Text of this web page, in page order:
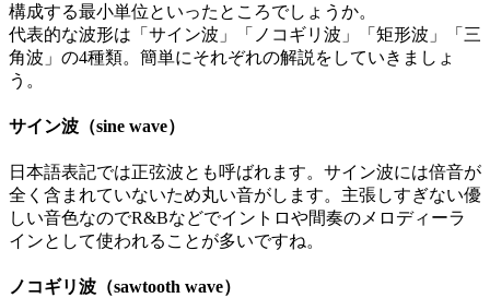
構成する最小単位といったところでしょうか。
代表的な波形は「サイン波」「ノコギリ波」「矩形波」「三
角波」の4種類。簡単にそれぞれの解説をしていきましょ
う。
サイン波（sine wave）
日本語表記では正弦波とも呼ばれます。サイン波には倍音が
全く含まれていないため丸い音がします。主張しすぎない優
しい音色なのでR&Bなどでイントロや間奏のメロディーラ
インとして使われることが多いですね。
ノコギリ波（sawtooth wave）